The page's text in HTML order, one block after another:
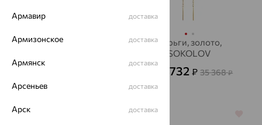
Серьги, золото,
Серьги, золото,
SOKOLOV
12 732₽ 35 368₽
64% 64%
Армавир доставка
Армизонское доставка
Армянск доставка
Арсеньев доставка
Арск доставка